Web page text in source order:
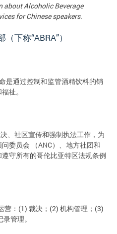
aboutAlcoholic Beverage
for Chinese speakers.
下称“ABRA”）
是通过控制和监管酒精饮料的销
祉。
、社区宣传和强制执法工作，为
委员会 （ANC）、地方社团和
守所有的哥伦比亚特区法规条例
营：(1) 裁决；(2) 机构管理；(3)
管理。